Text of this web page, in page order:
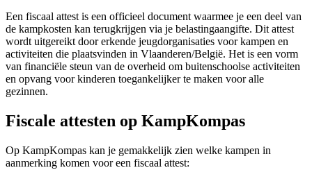
Een fiscaal attest is een officieel document waarmee je een deel van
de kampkosten kan terugkrijgen via je belastingaangifte. Dit attest
wordt uitgereikt door erkende jeugdorganisaties voor kampen en
activiteiten die plaatsvinden in Vlaanderen/België. Het is een vorm
van financiële steun van de overheid om buitenschoolse activiteiten
en opvang voor kinderen toegankelijker te maken voor alle
gezinnen.
Fiscale attesten op KampKompas
Op KampKompas kan je gemakkelijk zien welke kampen in
aanmerking komen voor een fiscaal attest: